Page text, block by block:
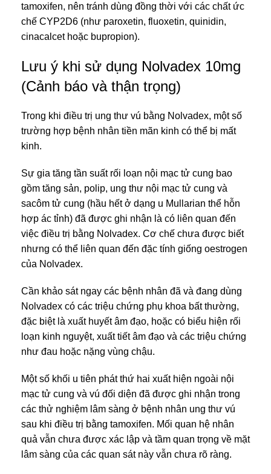
tamoxifen, nên tránh dùng đồng thời với các chất ức
chế CYP2D6 (như paroxetin, fluoxetin, quinidin,
cinacalcet hoặc bupropion).
Lưu ý khi sử dụng Nolvadex 10mg
(Cảnh báo và thận trọng)
Trong khi điều trị ung thư vú bằng Nolvadex, một số
trường hợp bệnh nhân tiền mãn kinh có thể bị mất
kinh.
Sự gia tăng tần suất rối loạn nội mạc tử cung bao
gồm tăng sản, polip, ung thư nội mạc tử cung và
sacôm tử cung (hầu hết ở dạng u Mullarian thể hỗn
hợp ác tỉnh) đã được ghi nhận là có liên quan đến
việc điều trị bằng Nolvadex. Cơ chế chưa được biết
nhưng có thể liên quan đến đặc tính giống oestrogen
của Nolvadex.
Cần khảo sát ngay các bệnh nhân đã và đang dùng
Nolvadex có các triệu chứng phụ khoa bất thường,
đặc biệt là xuất huyết âm đạo, hoặc có biểu hiện rối
loạn kinh nguyệt, xuất tiết âm đạo và các triệu chứng
như đau hoặc nặng vùng chậu.
Một số khối u tiên phát thứ hai xuất hiện ngoài nội
mạc tử cung và vú đối diện đã được ghi nhận trong
các thử nghiệm lâm sàng ở bệnh nhân ung thư vú
sau khi điều trị bằng tamoxifen. Mối quan hệ nhân
quả vẫn chưa được xác lập và tầm quan trọng về mặt
lâm sàng của các quan sát này vẫn chưa rõ ràng.